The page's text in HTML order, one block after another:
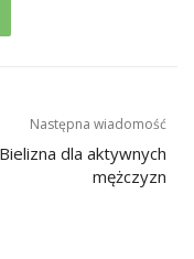
Następna wiadomość
Bielizna dla aktywnych
mężczyzn